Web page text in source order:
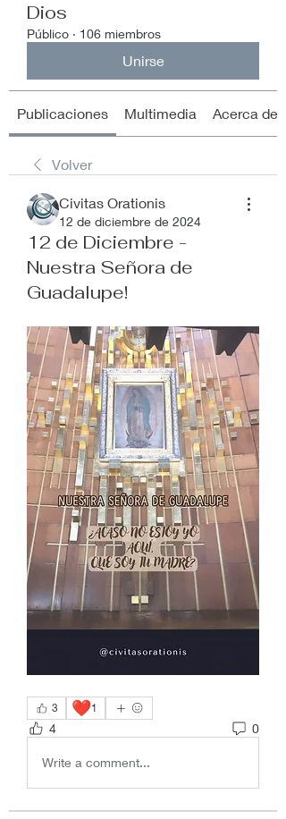
Dios
Público · 106 miembros
Unirse
Publicaciones Multimedia Acerca de
Volver
Civitas Orationis
12 de diciembre de 2024
12 de Diciembre -
Nuestra Señora de
Guadalupe!
3 ❤️1
4 0
Write a comment...